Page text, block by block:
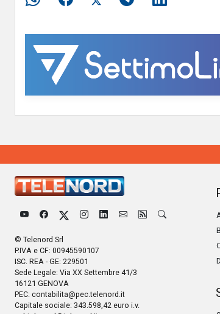
© Telenord Srl
P.IVA e CF: 00945590107
ISC. REA - GE: 229501
Sede Legale: Via XX Settembre 41/3
16121 GENOVA
PEC: contabilita@pec.telenord.it
Capitale sociale: 343.598,42 euro i.v.